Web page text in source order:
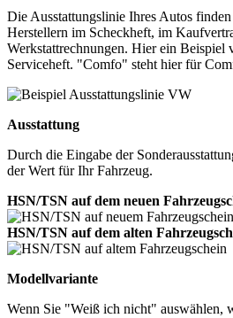
Die Ausstattungslinie Ihres Autos
Herstellern im Scheckheft, im
Werkstattrechnungen. Hier ein Beispiel
Serviceheft. "Comfo" steht hier für
Ausstattung
Durch die Eingabe der
der Wert für Ihr Fahrzeug.
HSN/TSN auf dem neuen
HSN/TSN auf dem alten
Modellvariante
Wenn Sie "Weiß ich nicht" auswählen,